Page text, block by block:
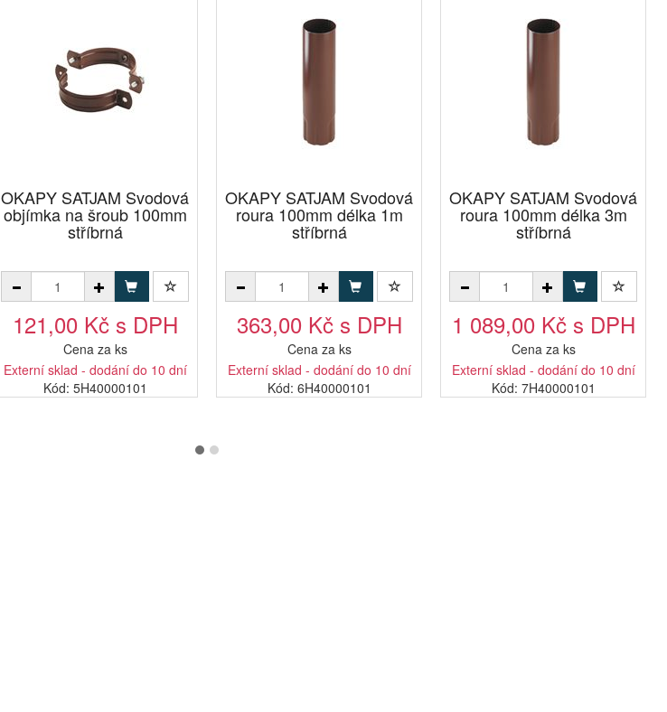
OKAPY SATJAM Svodová
objímka na šroub 100mm
stříbrná
121,00 Kč s DPH
Cena za ks
Externí sklad - dodání do 10 dní
Kód: 5H40000101
OKAPY SATJAM Svodová
roura 100mm délka 1m
stříbrná
363,00 Kč s DPH
Cena za ks
Externí sklad - dodání do 10 dní
Kód: 6H40000101
OKAPY SATJAM Svodová
roura 100mm délka 3m
stříbrná
1 089,00 Kč s DPH
Cena za ks
Externí sklad - dodání do 10 dní
Kód: 7H40000101